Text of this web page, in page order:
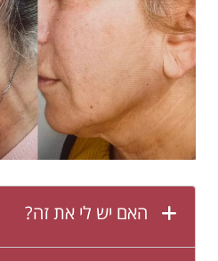
האם יש לי את זה?